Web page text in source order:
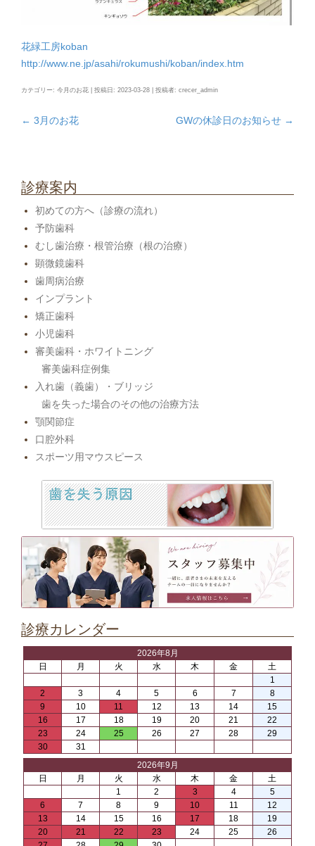
花緑工房koban
http://www.ne.jp/asahi/rokumushi/koban/index.htm
カテゴリー: 今月のお花 | 投稿日: 2023-03-28 投稿者: crecer_admin
ビ
ゲ
ー
シ
ョ
ン
← 3月のお花 GWの休診日のお知らせ →
診療案内
初めての方へ（診療の流れ）
予防歯科
むし歯治療・根管治療（根の治療）
顕微鏡歯科
歯周病治療
インプラント
矯正歯科
小児歯科
審美歯科・ホワイトニング
審美歯科症例集
入れ歯（義歯）・ブリッジ
歯を失った場合のその他の治療方法
顎関節症
口腔外科
スポーツ用マウスピース
診療カレンダー
2026年8月
日
月 火 水 木 金
土
1
2
3 4 5 6 7
8
9
10 11 12 13 14
15
16
17 18 19 20 21
22
23
24 25 26 27 28
29
30
31
2026年9月
日
月 火 水 木 金
土
1
2 3 4
5
6
7 8 9 10 11
12
13
14 15 16 17 18
19
20
21 22 23 24 25
26